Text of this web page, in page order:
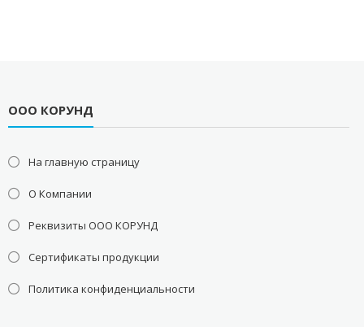
ООО КОРУНД
На главную страницу
О Компании
Реквизиты ООО КОРУНД
Сертификаты продукции
Политика конфиденциальности